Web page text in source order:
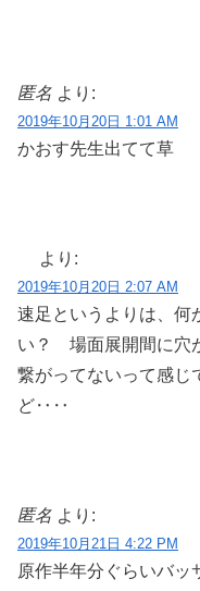
匿名 より:
2019年10月20日 1:01 AM
かおす先生出てて草
より:
2019年10月20日 2:07 AM
速足というよりは、何
い？ 場面展開間に穴
繋がってないって感じ
ど‥‥
匿名 より:
2019年10月21日 4:22 PM
原作半年分ぐらいバッ